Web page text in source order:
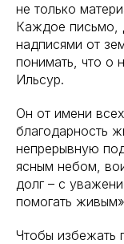
не только
Каждое письмо,
надписями от
понимать, что о
Ильсур.
Он от имени
благодарность
непрерывную
ясным небом,
долг – с
помогать
Чтобы избежать